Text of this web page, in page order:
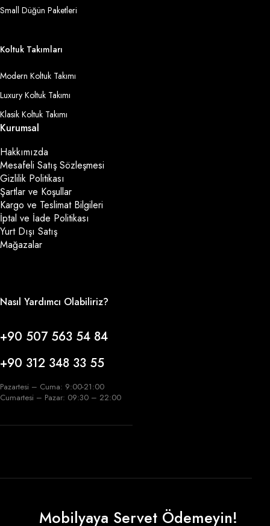
Small Düğün Paketleri
Koltuk Takımları
Modern Koltuk Takımı
Luxury Koltuk Takımı
Klasik Koltuk Takımı
Kurumsal
Hakkımızda
Mesafeli Satış Sözleşmesi
Gizlilik Politikası
Şartlar ve Koşullar
Kargo ve Teslimat Bilgileri
İptal ve İade Politikası
Yurt Dışı Satış
Mağazalar
Nasıl Yardımcı Olabiliriz?
+90 507 563 54 84
+90 312 348 33 55
Pazartesi – Cuma: 9:00-21:00
Cumartesi – Pazar: 09:30 – 22:00
Mobilyaya Servet Ödemeyin!